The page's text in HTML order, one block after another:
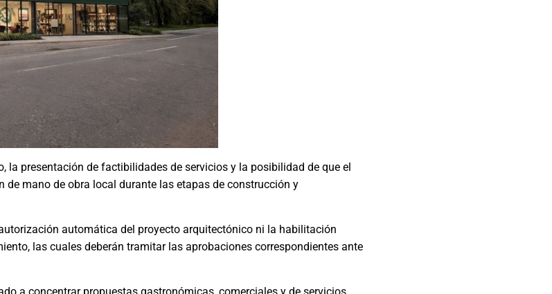
presentación de factibilidades de servicios y la posibilidad de que el
mano de obra local durante las etapas de construcción y
automática del proyecto arquitectónico ni la habilitación
las cuales deberán tramitar las aprobaciones correspondientes ante